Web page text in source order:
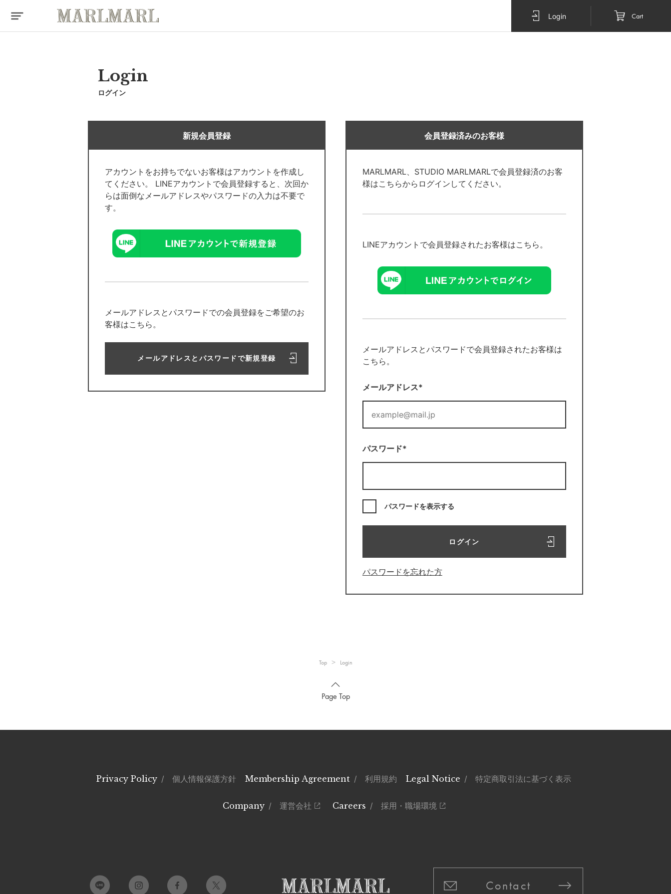
Login Cart
Login
ログイン
新規会員登録
アカウントをお持ちでないお客様はアカウントを作成し
てください。 LINEアカウントで会員登録すると、次回か
らは面倒なメールアドレスやパスワードの入力は不要で
す。
メールアドレスとパスワードでの会員登録をご希望のお
客様はこちら。
メールアドレスとパスワードで新規登録
会員登録済みのお客様
MARLMARL、STUDIO MARLMARLで会員登録済のお客
様はこちらからログインしてください。
LINEアカウントで会員登録されたお客様はこちら。
メールアドレスとパスワードで会員登録されたお客様は
こちら。
メールアドレス*
パスワード*
パスワードを表示する
ログイン
パスワードを忘れた方
Top Login
Page Top
Contact
Privacy Policy / 個人情報保護方針 Membership Agreement / 利用規約 Legal Notice / 特定商取引法に基づく表示
Company / 運営会社 Careers / 採用・職場環境